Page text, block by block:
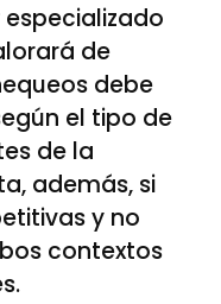
de
debe
el tipo de
de la
además, si
y no
contextos